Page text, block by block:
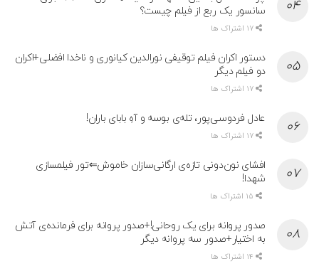
سانسور یک ربع از فیلم چیست؟
دستور اکران فیلم توقیفی نورالدین کیانوری و ناخدا افضلی+اکران
دو فیلم دیگر
عادل فردوسی‌پور، تله‌ی بوسه و آهِ بابای باران!
افشای نون‌دونی تازه‌ی ارگانی‌سازان خاموش⇐تور فیلمسازی
شهدا!
صدور پروانه برای یک روحانی!+صدور پروانه برای فرمانده‌ی آتش
به اختیار+صدور سه پروانه دیگر